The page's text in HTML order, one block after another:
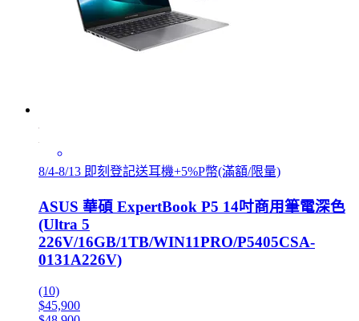
8/4-8/13 即刻登記送耳機+5%P幣(滿額/限量)
ASUS 華碩 ExpertBook P5 14吋商用筆電深色
(Ultra 5
226V/16GB/1TB/WIN11PRO/P5405CSA-
0131A226V)
(10)
$45,900